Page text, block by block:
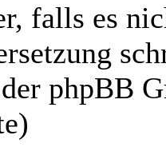
falls es
phpBB